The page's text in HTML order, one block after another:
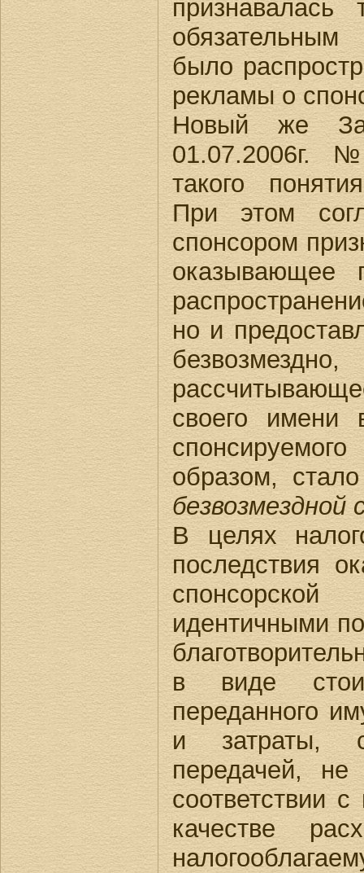
было
рекламы о
Новый же
01.07.2006г.
такого
При этом
спонсором
но и
своего имени
образом,
безвозмездной
В целях
последствия
идентичными
в виде
переданного
и затраты,
передачей, не
соответствии
качестве